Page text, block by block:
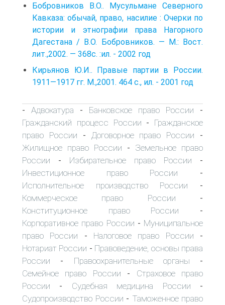
Бобровников B.O.. Мусульмане Северного
Кавказа: обычай, право, насилие : Очерки по
истории и этнографии права Нагорного
Дагестана / B.O. Бобровников. — M.: Вост.
лит.,2002. — 368c. :ил. - 2002 год
Кирьянов Ю.И.. Правые партии в России.
1911—1917 гг. М.,2001. 464 c., ил. - 2001 год
- Адвокатура - Банковское право России -
Гражданский процесс России - Гражданское
право России - Договорное право России -
Жилищное право России - Земельное право
России - Избирательное право России -
Инвестиционное право России -
Исполнительное производство России -
Коммерческое право России -
Конституционное право России -
Корпоративное право России - Муниципальное
право России - Налоговое право России -
Нотариат России - Правоведение, основы права
России - Правоохранительные органы -
Семейное право России - Страховое право
России - Судебная медицина России -
Судопроизводство России - Таможенное право